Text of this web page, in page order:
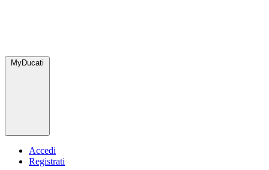
MyDucati
Accedi
Registrati